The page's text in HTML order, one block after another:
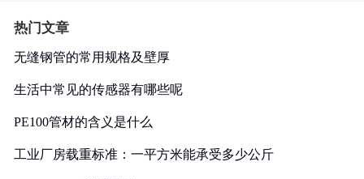
热门文章
无缝钢管的常用规格及壁厚
生活中常见的传感器有哪些呢
PE100管材的含义是什么
工业厂房载重标准：一平方米能承受多少公斤